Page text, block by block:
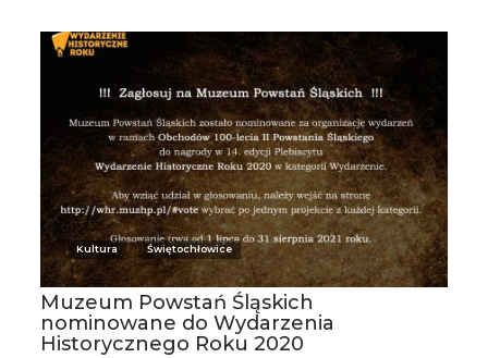
Kultura Świętochłowice
Muzeum Powstań Śląskich
nominowane do Wydarzenia
Historycznego Roku 2020